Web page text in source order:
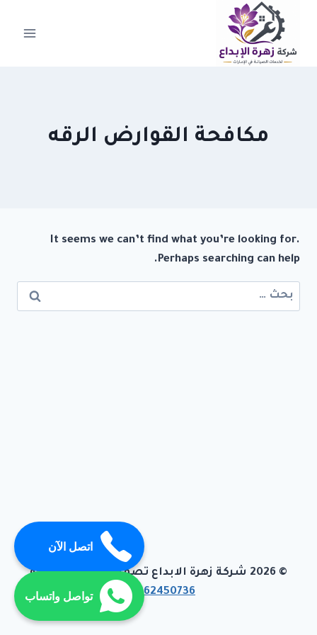
التجاوز
المحتوى
مكافحة القوارض الرقه
It seems we can’t find what you’re looking for.
Perhaps searching can help.
البحث
عن:
© 2026 شركة زهرة الابداع تصميم وبرمجة تيفاجو
01062450736
اتصل الآن
تواصل واتساب